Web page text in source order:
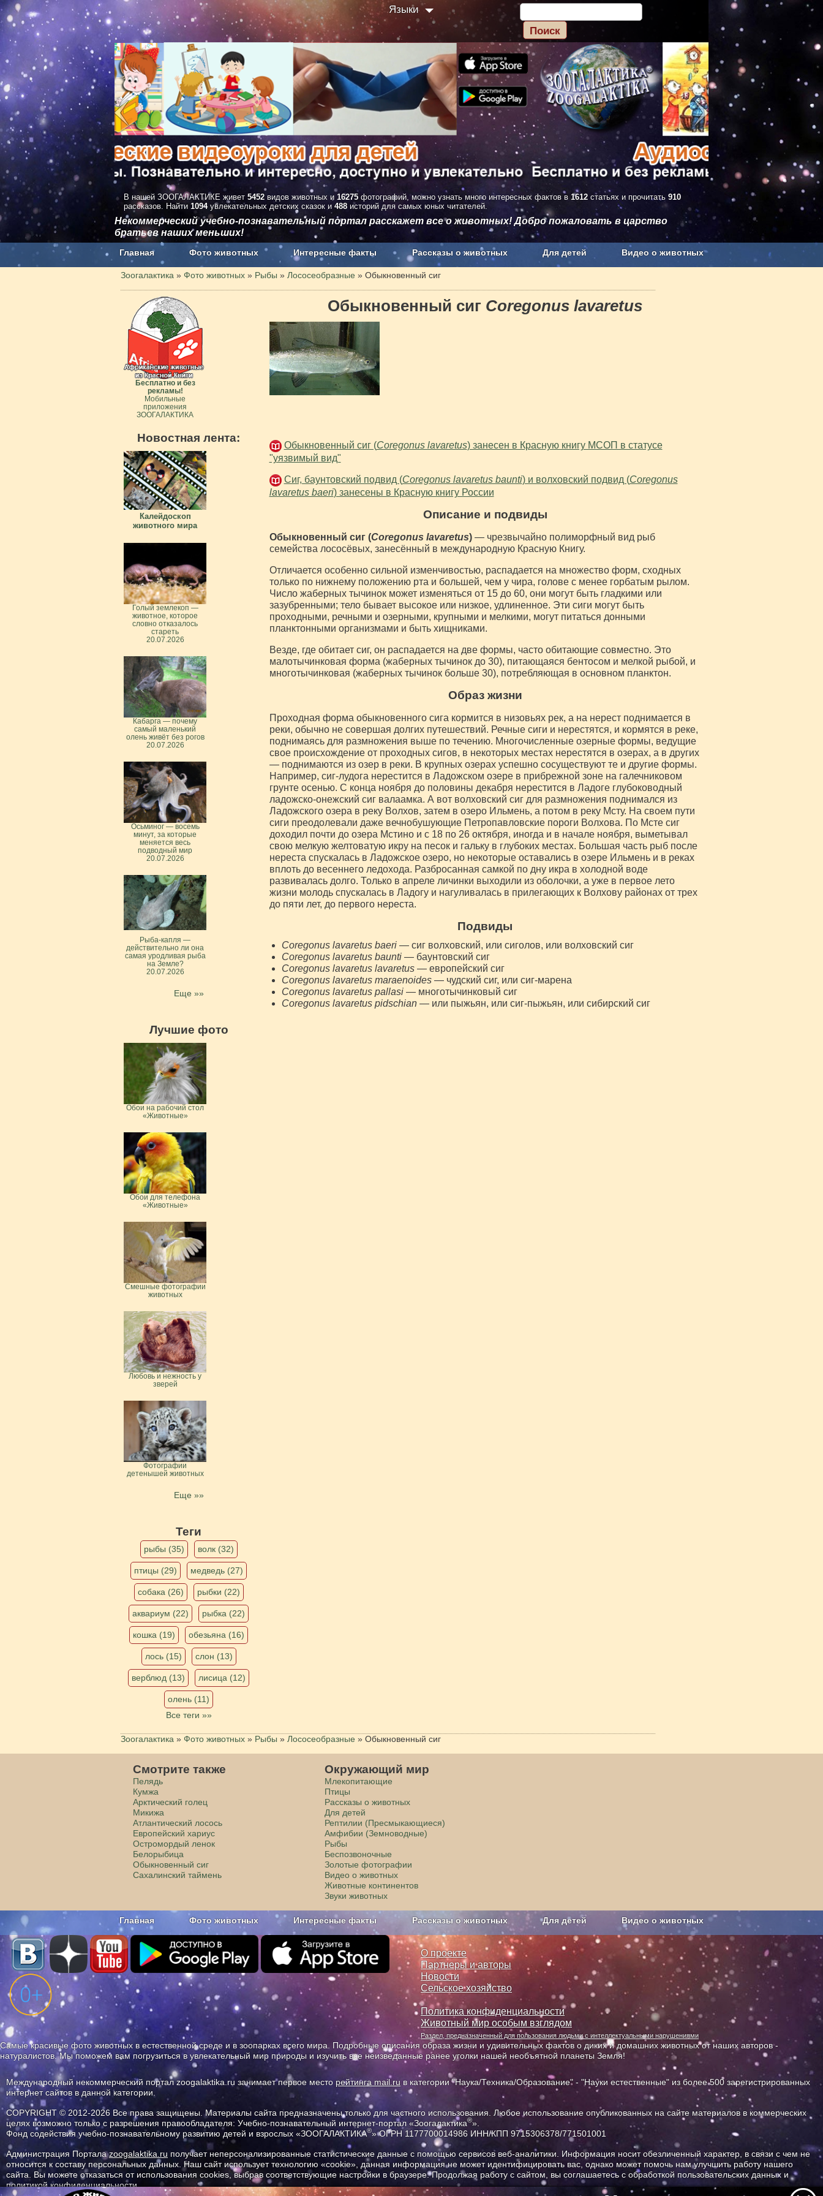
Языки
В нашей ЗООГАЛАКТИКЕ живет 5452 видов животных и 16275 фотографий, можно узнать много интересных фактов в 1612 статьях и прочитать 910
рассказов. Найти 1094увлекательных детских сказок и 488 историй для самых юных читателей.
Некоммерческий учебно-познавательный портал расскажет все о животных! Добро пожаловать в царство
братьев наших меньших!
Главная Фото животных Интересные факты Рассказы о животных Для детей Видео о животных
Наши приложения. Бесплатно и без рекламы
Зоогалактика » Фото животных » Рыбы » Лососеобразные » Обыкновенный сиг
Обыкновенный сиг Coregonus lavaretus
Обыкновенный сиг (Coregonus lavaretus) занесен в Красную книгу МСОП в статусе
"уязвимый вид"
Сиг, баунтовский подвид (Coregonus lavaretus baunti) и волховский подвид (Coregonus
lavaretus baeri) занесены в Красную книгу России
Описание и подвиды
Обыкновенный сиг (Coregonus lavaretus)— чрезвычайно полиморфный вид рыб
семейства лососёвых, занесённый в международную Красную Книгу.
Oтличается особенно сильной изменчивостью, распадается на множество форм, сходных
только по нижнему положению рта и большей, чем у чира, голове с менее горбатым рылом.
Число жаберных тычинок может изменяться от 15 до 60, они могут быть гладкими или
зазубренными; тело бывает высокое или низкое, удлиненное. Эти сиги могут быть
проходными, речными и озерными, крупными и мелкими, могут питаться донными
планктонными организмами и быть хищниками.
Везде, где обитает сиг, он распадается на две формы, часто обитающие совместно. Это
малотычинковая форма (жаберных тычинок до 30), питающаяся бентосом и мелкой рыбой, и
многотычинковая (жаберных тычинок больше 30), потребляющая в основном планктон.
Образ жизни
Проходная форма обыкновенного сига кормится в низовьях рек, а на нерест поднимается в
реки, обычно не совершая долгих путешествий. Речные сиги и нерестятся, и кормятся в реке,
поднимаясь для размножения выше по течению. Многочисленные озерные формы, ведущие
свое происхождение от проходных сигов, в некоторых местах нерестятся в озерах, а в других
— поднимаются из озер в реки. В крупных озерах успешно сосуществуют те и другие формы.
Например, сиг-лудога нерестится в Ладожском озере в прибрежной зоне на галечниковом
грунте осенью. С конца ноября до половины декабря нерестится в Ладоге глубоководный
ладожско-онежский сиг валаамка. А вот волховский сиг для размножения поднимался из
Ладожского озера в реку Волхов, затем в озеро Ильмень, а потом в реку Мсту. На своем пути
сиги преодолевали даже вечнобушующие Петропавловские пороги Волхова. По Мсте сиг
доходил почти до озера Мстино и с 18 по 26 октября, иногда и в начале ноября, выметывал
свою мелкую желтоватую икру на песок и гальку в глубоких местах. Большая часть рыб после
нереста спускалась в Ладожское озеро, но некоторые оставались в озере Ильмень и в реках
вплоть до весеннего ледохода. Разбросанная самкой по дну икра в холодной воде
развивалась долго. Только в апреле личинки выходили из оболочки, а уже в первое лето
жизни молодь спускалась в Ладогу и нагуливалась в прилегающих к Волхову районах от трех
до пяти лет, до первого нереста.
Подвиды
Coregonus lavaretus baeri— сиг волховский, или сиголов, или волховский сиг
Coregonus lavaretus baunti— баунтовский сиг
Coregonus lavaretus lavaretus— европейский сиг
Coregonus lavaretus maraenoides— чудский сиг, или сиг-марена
Coregonus lavaretus pallasi— многотычинковый сиг
Coregonus lavaretus pidschian— или пыжьян, или сиг-пыжьян, или сибирский сиг
Бесплатно и без
рекламы!
Мобильные
приложения
ЗООГАЛАКТИКА
Новостная лента:
Калейдоскоп
животного мира
Голый землекоп —
животное, которое
словно отказалось
стареть
20.07.2026
Кабарга — почему
самый маленький
олень живёт без рогов
20.07.2026
Осьминог — восемь
минут, за которые
меняется весь
подводный мир
20.07.2026
Рыба-капля —
действительно ли она
самая уродливая рыба
на Земле?
20.07.2026
Еще »»
Лучшие фото
Обои на рабочий стол
«Животные»
Обои для телефона
«Животные»
Смешные фотографии
животных
Любовь и нежность у
зверей
Фотографии
детенышей животных
Еще »»
Теги
рыбы (35) волк (32)
птицы (29) медведь (27)
собака (26) рыбки (22)
аквариум (22) рыбка (22)
кошка (19) обезьяна (16)
лось (15) слон (13)
верблюд (13) лисица (12)
олень (11)
Все теги »»
Зоогалактика » Фото животных » Рыбы » Лососеобразные » Обыкновенный сиг
Смотрите также
Пелядь
Кумжа
Арктический голец
Микижа
Атлантический лосось
Европейский хариус
Остромордый ленок
Белорыбица
Обыкновенный сиг
Сахалинский таймень
Окружающий мир
Млекопитающие
Птицы
Рассказы о животных
Для детей
Рептилии (Пресмыкающиеся)
Амфибии (Земноводные)
Рыбы
Беспозвоночные
Золотые фотографии
Видео о животных
Животные континентов
Звуки животных
Главная Фото животных Интересные факты Рассказы о животных Для детей Видео о животных
Наши приложения. Бесплатно и без рекламы О проекте Сельское хозяйство
О проекте
Партнеры и авторы
Новости
Сельское хозяйство
Политика конфиденциальности
Животный мир особым взглядом
Раздел, предназначенный для пользования людьми с интеллектуальными нарушениями
Самые красивые фото животных в естественной среде и в зоопарках всего мира. Подробные описания образа жизни и удивительных фактов о диких и домашних животных от наших авторов -
натуралистов. Мы поможем вам погрузиться в увлекательный мир природы и изучить все неизведанные ранее уголки нашей необъятной планеты Земля!
Международный некоммерческий портал zoogalaktika.ru занимает первое место рейтинга mail.ru в категории "Наука/Техника/Образование" - "Науки естественные" из более 500 зарегистрированных
интернет сайтов в данной категории.
COPYRIGHT © 2012-2026 Все права защищены. Материалы сайта предназначены только для частного использования. Любое использование опубликованных на сайте материалов в коммерческих
целях возможно только с разрешения правообладателя: Учебно-познавательный интернет-портал «Зоогалактика®».
Фонд содействия учебно-познавательному развитию детей и взрослых «ЗООГАЛАКТИКА®» ОГРН 1177700014986 ИНН/КПП 9715306378/771501001
Администрация Порталаzoogalaktika.ru получает неперсонализированные статистические данные с помощью сервисов веб-аналитики. Информация носит обезличенный характер, в связи с чем не
относится к составу персональных данных. Наш сайт использует технологию «cookie», данная информация не может идентифицировать вас, однако может помочь нам улучшить работу нашего
сайта. Вы можете отказаться от использования cookies, выбрав соответствующие настройки в браузере. Продолжая работу с сайтом, вы соглашаетесь с обработкой пользовательских данных и
политикой конфиденциальности.